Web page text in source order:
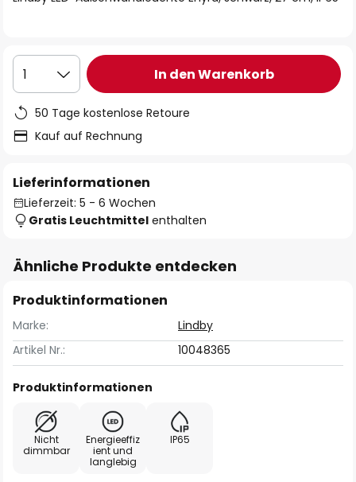
1 In den Warenkorb
50 Tage kostenlose Retoure
Kauf auf Rechnung
Lieferinformationen
Lieferzeit: 5 - 6 Wochen
Gratis Leuchtmittel enthalten
Ähnliche Produkte entdecken
Produktinformationen
Marke:
Lindby
Artikel Nr.:
10048365
Produktinformationen
Nicht
dimmbar
Energieeffiz
ient und
langlebig
IP65